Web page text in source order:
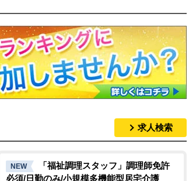
求人検索
NEW
「福祉調理スタッフ」調理師免許
必須/日勤のみ/小規模多機能型居宅介護